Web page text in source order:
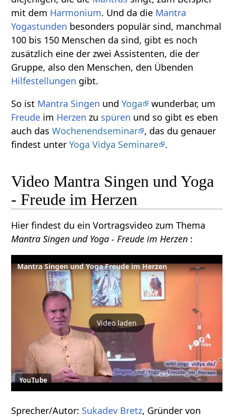
mit dem Harmonium. Und da die Mantra
Yogastunden besonders populär sind, manchmal
100 bis 150 Menschen da sind, gibt es noch
zusätzlich eine der zwei Assistenten, die der
Gruppe, also den Menschen, den Übenden
Hilfestellungen gibt.
So ist Mantra Singen undYoga
wunderbar, um
Freude im Herzen zu spüren und so gibt es eben
auch dasWochenendseminar , das du genauer
findest unterYoga Vidya Seminare .
Video Mantra Singen und Yoga
- Freude im Herzen
Hier findest du ein Vortragsvideo zum Thema
Mantra Singen und Yoga - Freude im Herzen :
Mantra Singen und Yoga Freude im Herzen
Video laden
YouTube
Sprecher/Autor: Sukadev Bretz, Gründer von